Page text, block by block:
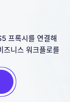
프록시를 연결해
즈니스 워크플로를